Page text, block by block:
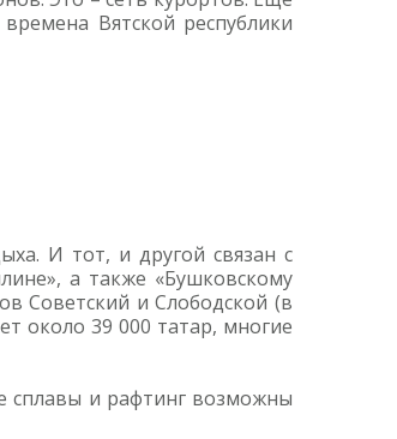
Вятской республики
И тот, и другой связан с
а также «Бушковскому
Советский и Слободской (в
около 39 000 татар, многие
сплавы и рафтинг возможны